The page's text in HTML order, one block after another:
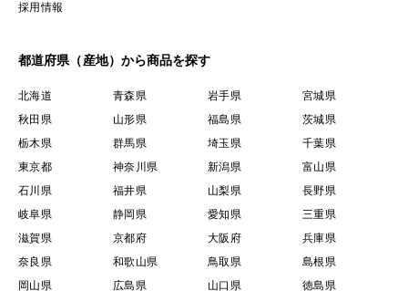
採用情報
都道府県（産地）から商品を探す
北海道 青森県 岩手県
宮城県
秋田県
山形県 福島県
茨城県
栃木県
群馬県 埼玉県
千葉県
東京都
神奈川県 新潟県
富山県
石川県
福井県 山梨県
長野県
岐阜県
静岡県 愛知県
三重県
滋賀県
京都府 大阪府
兵庫県
奈良県
和歌山県 鳥取県
島根県
岡山県
広島県 山口県 徳島県